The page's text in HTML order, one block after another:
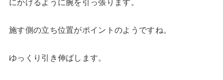
にかけるように腕を引っ張ります。
施す側の立ち位置がポイントのようですね。
ゆっくり引き伸ばします。